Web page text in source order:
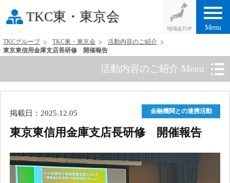
TKC東・東京会 menu
Menu
TKCグループ TKC東・東京会
活動内容のご紹介
東京東信用金庫支店長研修 開催報告
活動内容のご紹介 Menu
掲載日：2025.12.05 金融機関との連携活動
東京東信用金庫支店長研修 開催報告